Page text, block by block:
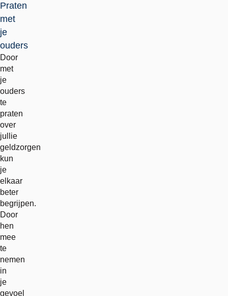
Praten
met
je
ouders
Door
met
je
ouders
te
praten
over
jullie
geldzorgen
kun
je
elkaar
beter
begrijpen.
Door
hen
mee
te
nemen
in
je
gevoel